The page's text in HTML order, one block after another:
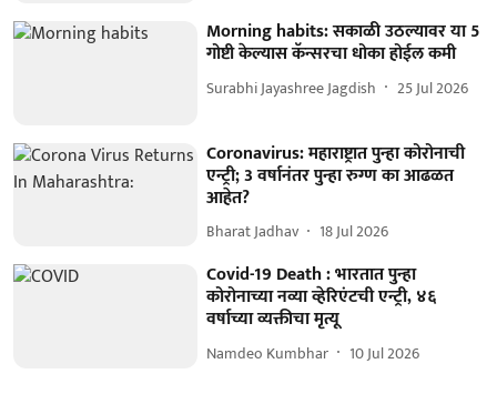
Morning habits: सकाळी उठल्यावर या 5
गोष्टी केल्यास कॅन्सरचा धोका होईल कमी
Surabhi Jayashree Jagdish 25 Jul 2026
Coronavirus: महाराष्ट्रात पुन्हा कोरोनाची
एन्ट्री; 3 वर्षानंतर पुन्हा रुग्ण का आढळत
आहेत?
Bharat Jadhav 18 Jul 2026
Covid-19 Death : भारतात पुन्हा
कोरोनाच्या नव्या व्हेरिएंटची एन्ट्री, ४६
वर्षाच्या व्यक्तीचा मृत्यू
Namdeo Kumbhar 10 Jul 2026